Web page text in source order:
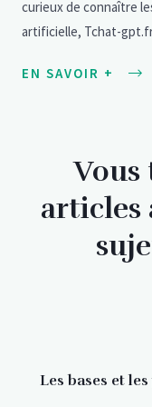
curieux de connaître
artificielle, Tchat-
EN SAVOIR +
Vous
articles
Les bases et